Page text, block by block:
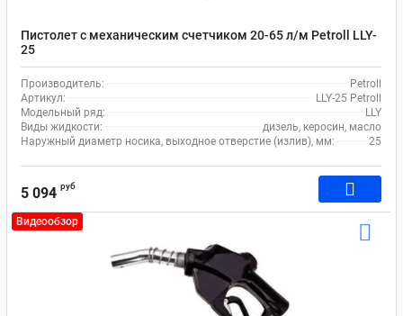
Пистолет с механическим счетчиком 20-65 л/м Petroll LLY-
25
Производитель:
Petroll
Артикул:
LLY-25 Petroll
Модельный ряд:
LLY
Виды жидкости:
дизель, керосин, масло
Наружный диаметр носика, выходное отверстие (излив), мм:
25
5 094 руб
Видеообзор